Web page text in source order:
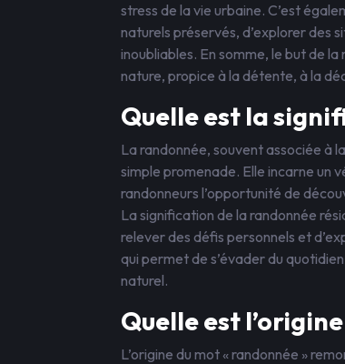
stress de la vie urbaine. C’est
naturels préservés, d’explorer des
inoubliables. En somme, le but de
nature, propice à la détente, à la
Quelle est la
La randonnée, souvent associée à
simple promenade. Elle incarne un
randonneurs l’opportunité de
La signification de la randonnée
relever des défis personnels et
qui permet de s’évader du
naturel.
Quelle est
L’origine du mot « randonnée »